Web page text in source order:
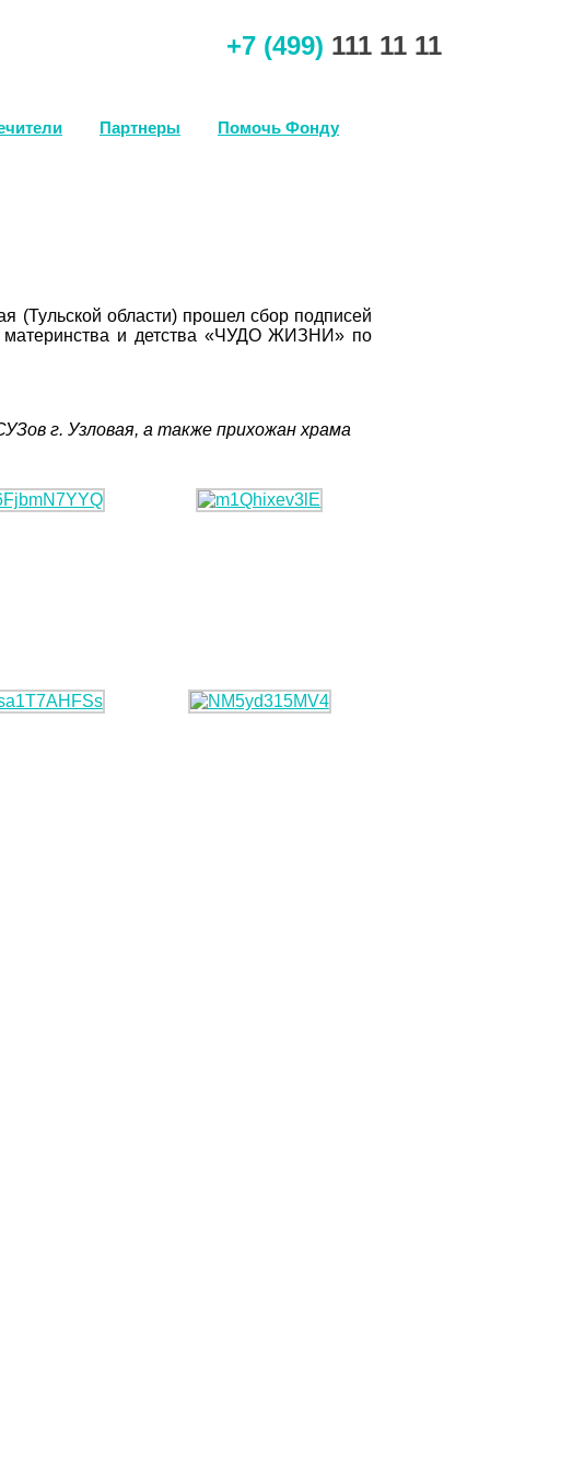
+7 (499) 111 11 11
Партнеры
Помочь Фонду
(Тульской области) прошел сбор подписей
материнства и детства «ЧУДО ЖИЗНИ» по
г. Узловая, а также прихожан храма